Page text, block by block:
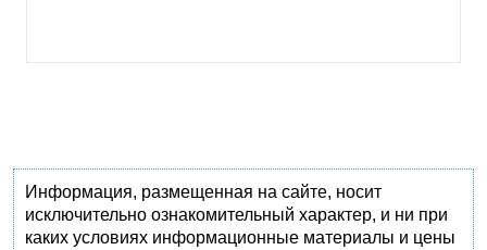
Информация, размещенная на сайте, носит
исключительно ознакомительный характер, и ни при
каких условиях информационные материалы и цены